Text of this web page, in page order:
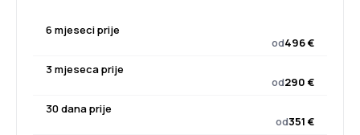
6 mjeseci prije
od496 €
3 mjeseca prije
od290 €
30 dana prije
od351 €